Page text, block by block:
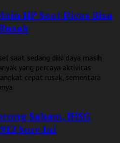
HP Saat Dicas Bisa
saat sedang diisi daya masih
yang percaya aktivitas
cepat rusak, sementara
Saham, IHSG
Sore Ini